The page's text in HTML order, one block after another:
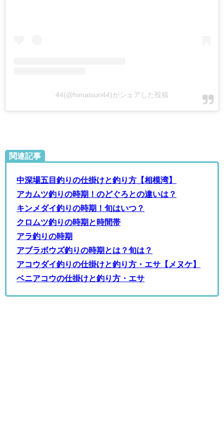
44(@himatsuri44)がシェアした投稿
関連記事
中深場五目釣りの仕掛けと釣り方【相模湾】
アカムツ釣りの時期！のどぐろとの違いは？
キンメダイ釣りの時期！旬はいつ？
クロムツ釣りの時期と時間帯
アラ釣りの時期
アブラボウズ釣りの時期とは？旬は？
アコウダイ釣りの仕掛けと釣り方・エサ【メヌケ】
ベニアコウの仕掛けと釣り方・エサ